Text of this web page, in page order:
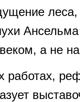
леса,
а не
работах,